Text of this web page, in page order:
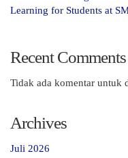
Learning for Students at
Recent Comments
Tidak ada komentar untuk
Archives
Juli 2026